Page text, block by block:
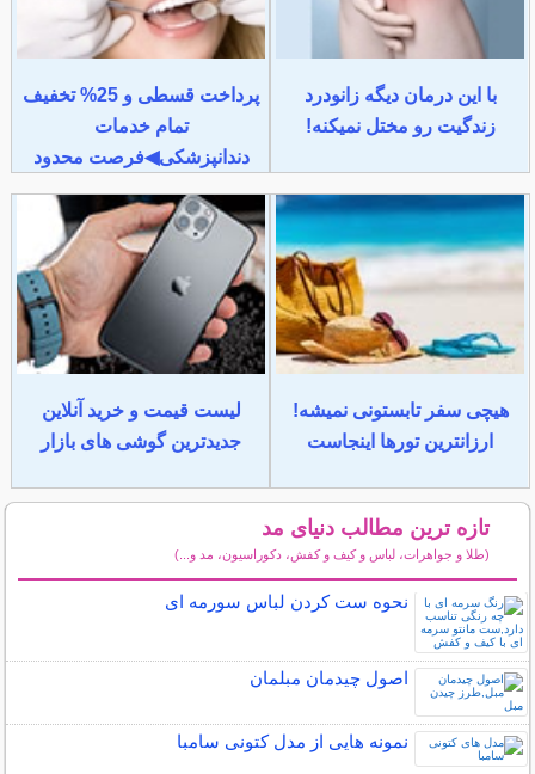
با این درمان دیگه زانودرد
زندگیت رو مختل نمیکنه!
پرداخت قسطی و 25% تخفیف
تمام خدمات
دندانپزشکی◀فرصت محدود
هیچی سفر تابستونی نمیشه!
ارزانترین تورها اینجاست
لیست قیمت و خرید آنلاین
جدیدترین گوشی های بازار
تازه ترین مطالب دنیای مد
(طلا و جواهرات، لباس و کیف و کفش، دکوراسیون، مد و...)
نحوه ست کردن لباس سورمه ای
اصول چیدمان مبلمان
نمونه هایی از مدل کتونی سامبا